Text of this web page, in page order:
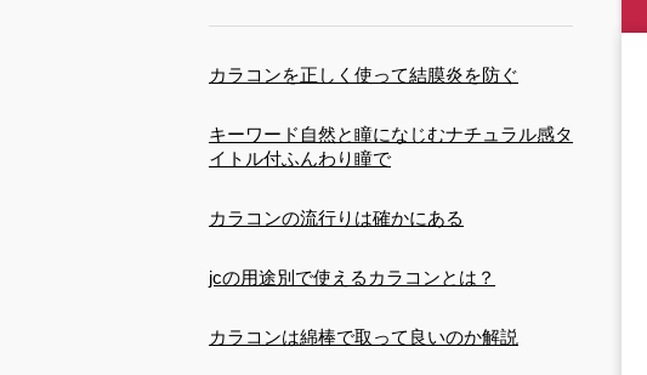
カラコンを正しく使って結膜炎を防ぐ
キーワード自然と瞳になじむナチュラル感タ
イトル付ふんわり瞳で
カラコンの流行りは確かにある
jcの用途別で使えるカラコンとは？
カラコンは綿棒で取って良いのか解説